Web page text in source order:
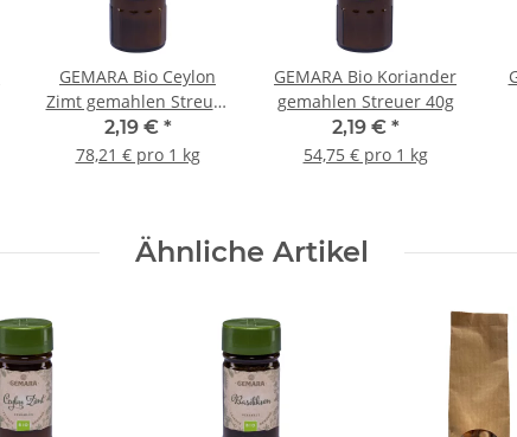
GEMARA Bio Ceylon
Zimt gemahlen Streuer
28g
2,19 € *
78,21 € pro 1 kg
GEMARA Bio Koriander
gemahlen Streuer 40g
2,19 € *
54,75 € pro 1 kg
Ähnliche Artikel